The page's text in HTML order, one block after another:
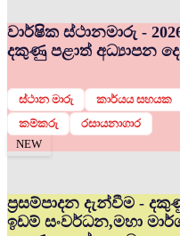
වාර්ෂික ස්ථානමාරු -
දකුණු පළාත් අධ්‍යාපන
ස්ථාන මාරු කාර්යය සහයක
කම්කරු
රසායනාගාර
NEW
ප්‍රසම්පාදන දැන්වීම -
ඉඩම් සංවර්ධන,මහා